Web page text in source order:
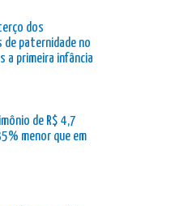
dos
de paternidade no
a primeira infância
de R$ 4,7
menor que em